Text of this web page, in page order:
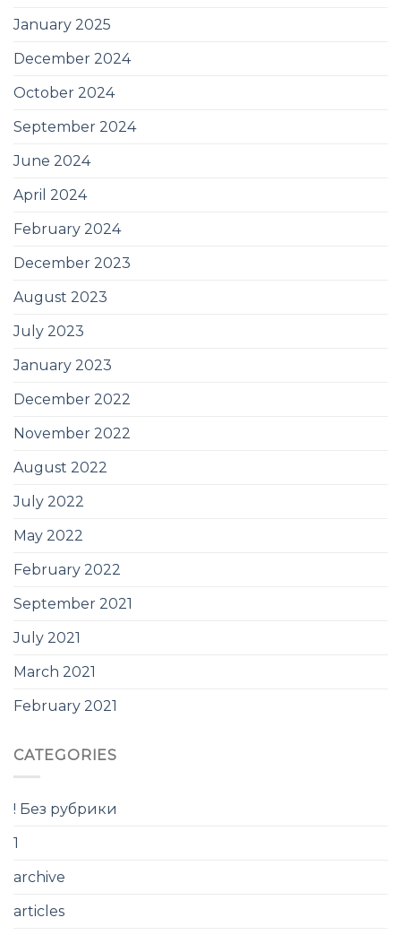
January 2025
December 2024
October 2024
September 2024
June 2024
April 2024
February 2024
December 2023
August 2023
July 2023
January 2023
December 2022
November 2022
August 2022
July 2022
May 2022
February 2022
September 2021
July 2021
March 2021
February 2021
CATEGORIES
! Без рубрики
1
archive
articles